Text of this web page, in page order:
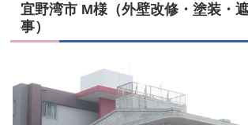
宜野湾市 M様（外壁改修・塗装・
事）